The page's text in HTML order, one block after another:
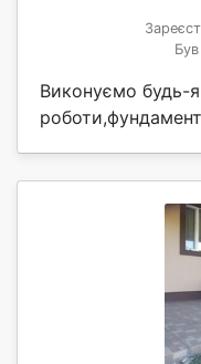
Виконуємо будь-